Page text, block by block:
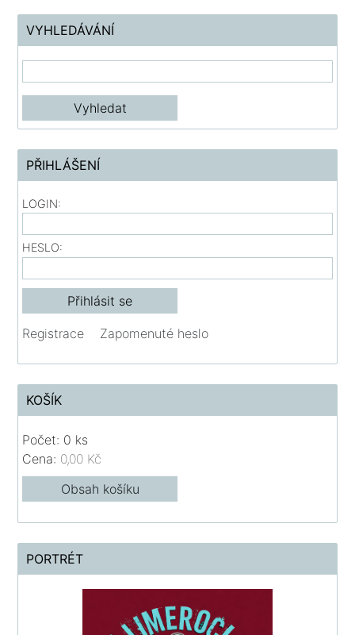
VYHLEDÁVÁNÍ
PŘIHLÁŠENÍ
LOGIN:
HESLO:
Registrace Zapomenuté heslo
KOŠÍK
Počet: 0 ks
Cena: 0,00 Kč
Obsah košíku
PORTRÉT